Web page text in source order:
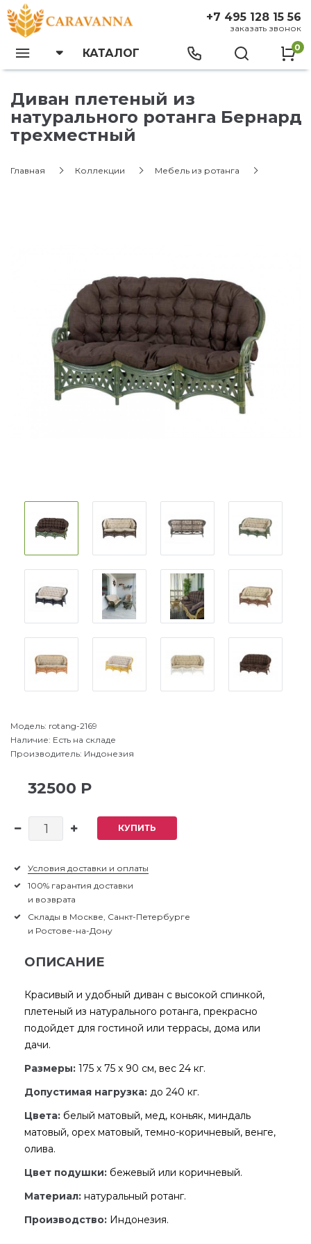
+7 495 128 15 56
заказать звонок
КАТАЛОГ 0
Диван плетеный из
натурального ротанга Бернард
трехместный
Главная Коллекции Мебель из ротанга
Модель: rotang-2169
Наличие: Есть на складе
Производитель: Индонезия
32500 Р
КУПИТЬ
Условия доставки и оплаты
100% гарантия доставки
и возврата
Склады в Москве, Санкт-Петербурге
и Ростове-на-Дону
ОПИСАНИЕ
Красивый и удобный диван с высокой спинкой,
плетеный из натурального ротанга, прекрасно
подойдет для гостиной или террасы, дома или
дачи.
Размеры: 175 x 75 x 90 см, вес 24 кг.
Допустимая нагрузка: до 240 кг.
Цвета: белый матовый, мед, коньяк, миндаль
матовый, орех матовый, темно-коричневый, венге,
олива.
Цвет подушки: бежевый или коричневый.
Материал: натуральный ротанг.
Производство: Индонезия.